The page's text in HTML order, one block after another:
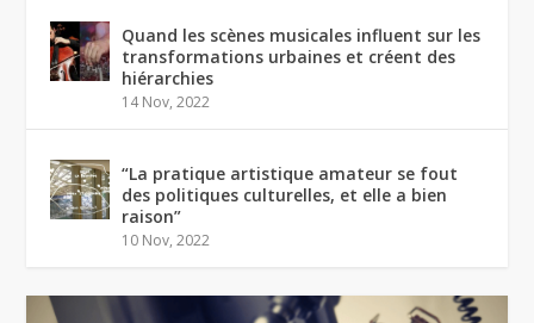
Quand les scènes musicales influent sur les
transformations urbaines et créent des
hiérarchies
14 Nov, 2022
“La pratique artistique amateur se fout
des politiques culturelles, et elle a bien
raison”
10 Nov, 2022